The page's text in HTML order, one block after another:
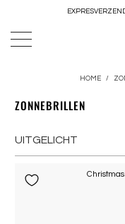
HOME /
ZONNEBRILLEN